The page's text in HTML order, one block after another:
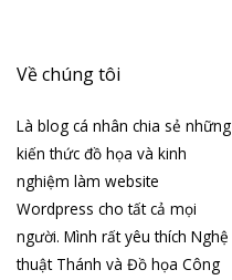
Về chúng tôi
Là blog cá nhân chia sẻ những
kiến thức đồ họa và kinh
nghiệm làm website
Wordpress cho tất cả mọi
người. Mình rất yêu thích Nghệ
thuật Thánh và Đồ họa Công